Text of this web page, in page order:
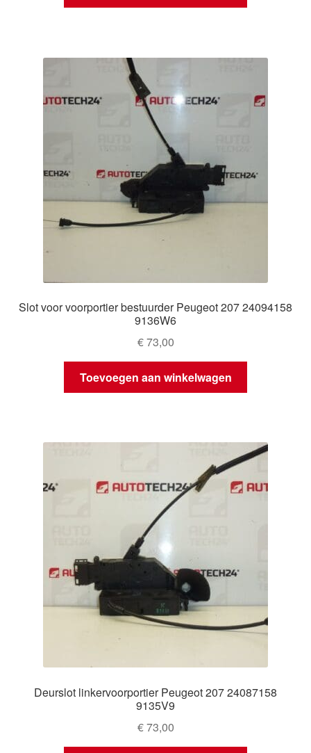
Slot voor voorportier bestuurder Peugeot 207 24094158
9136W6
€73,00
Toevoegen aan winkelwagen
Deurslot linkervoorportier Peugeot 207 24087158
9135V9
€73,00